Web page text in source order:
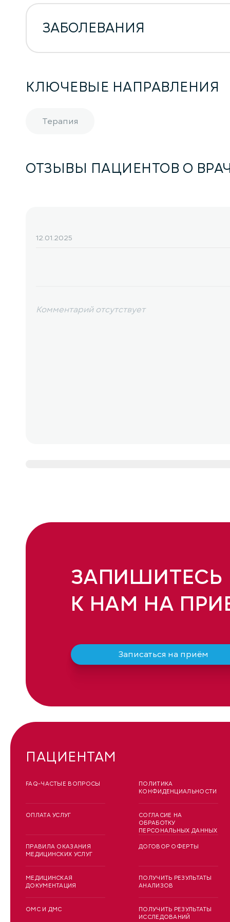
ЗАБОЛЕВАНИЯ
КЛЮЧЕВЫЕ НАПРАВЛЕНИЯ
Терапия
ОТЗЫВЫ ПАЦИЕНТОВ О
12.01.2025
Kомментарий отсутствует
ЗАПИШИТЕСЬ
К НАМ НА
Записаться на приём
ПАЦИЕНТАМ
FAQ-ЧАСТЫЕ ВОПРОСЫ
ОПЛАТА УСЛУГ
ПРАВИЛА ОКАЗАНИЯ
МЕДИЦИНСКИХ УСЛУГ
МЕДИЦИНСКАЯ
ДОКУМЕНТАЦИЯ
ОМС И ДМС
ПОЛИТИКА
КОНФИДЕНЦИАЛЬНОСТИ
СОГЛАСИЕ НА
ОБРАБОТКУ
ПЕРСОНАЛЬНЫХ ДАННЫХ
ДОГОВОР ОФЕРТЫ
ПОЛУЧИТЬ РЕЗУЛЬТАТЫ
АНАЛИЗОВ
ПОЛУЧИТЬ РЕЗУЛЬТАТЫ
ИССЛЕДОВАНИЙ